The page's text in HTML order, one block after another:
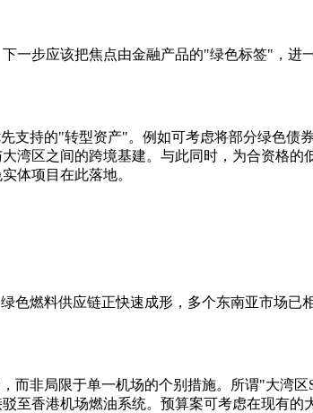
一步应该把焦点由金融产品的"绿色标签"，
支持的"转型资产"。例如可考虑将部分绿色
区之间的跨境基建。与此同时，为合资格的
体项目在此落地。
色燃料供应链正快速成形，多个东南亚市场
而非局限于单一机场的个别措施。所谓"大湾
至香港机场燃油系统。预算案可考虑在现有